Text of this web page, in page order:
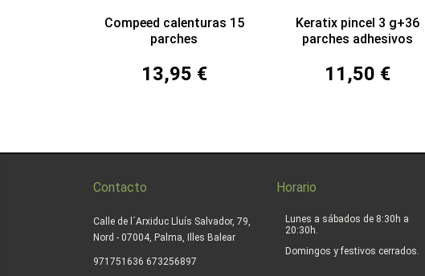
Compeed calenturas 15
parches
13,95 €
Keratix pincel 3 g+36
parches adhesivos
11,50 €
Contacto
Calle de l´Arxiduc Lluís Salvador, 79,
Nord - 07004, Palma, Illes Balear
971751636 673256897
Horario
Lunes a sábados de 8:30h a
20:30h.
Domingos y festivos cerrados.